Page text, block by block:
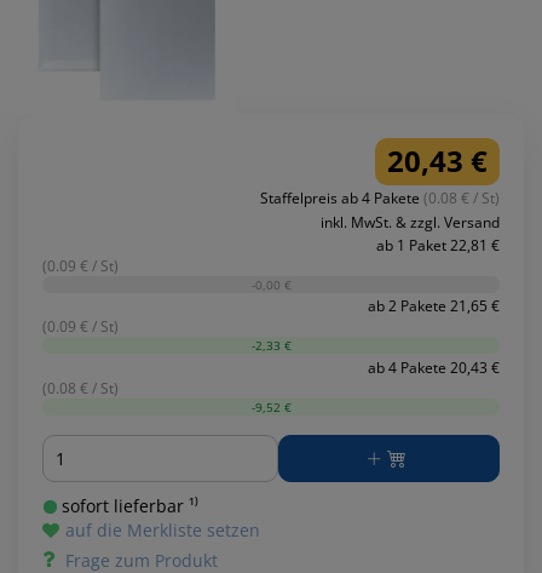
20,43 €
Staffelpreis ab 4 Pakete (0.08 € / St)
inkl. MwSt. & zzgl. Versand
ab 1 Paket 22,81 €
(0.09 € / St)
-0,00 €
ab 2 Pakete 21,65 €
(0.09 € / St)
-2,33 €
ab 4 Pakete 20,43 €
(0.08 € / St)
-9,52 €
Menge
sofort lieferbar ¹⁾
auf die Merkliste setzen
Frage zum Produkt